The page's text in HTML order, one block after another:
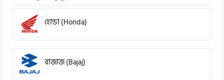
হোন্ডা (Honda)
বাজাজ (Bajaj)